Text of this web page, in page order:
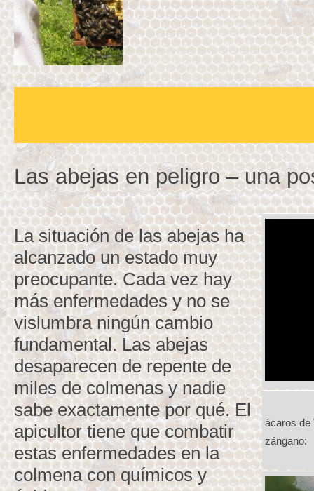
Las abejas en peligro – una
ácaros de
zángano:
La situación de las abejas ha
alcanzado un estado muy
preocupante. Cada vez hay
más enfermedades y no se
vislumbra ningún cambio
fundamental. Las abejas
desaparecen de repente de
miles de colmenas y nadie
sabe exactamente por qué. El
apicultor tiene que combatir
estas enfermedades en la
colmena con químicos y